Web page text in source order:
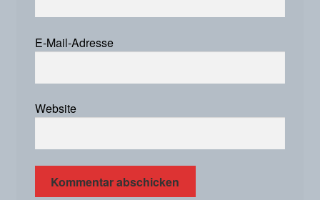
E-Mail-Adresse
Website